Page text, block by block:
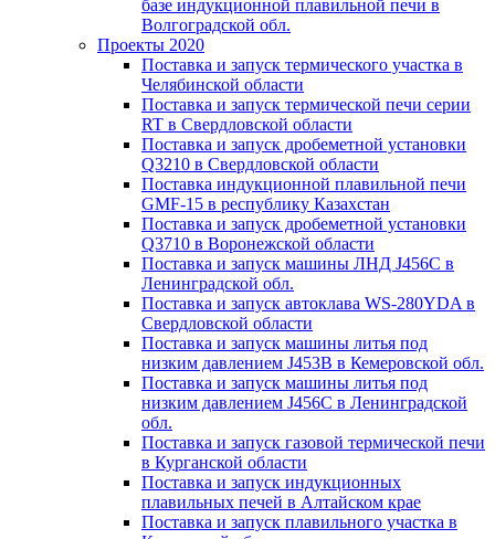
базе индукционной плавильной печи в
Волгоградской обл.
Проекты 2020
Поставка и запуск термического участка в
Челябинской области
Поставка и запуск термической печи серии
RT в Свердловской области
Поставка и запуск дробеметной установки
Q3210 в Свердловской области
Поставка индукционной плавильной печи
GMF-15 в республику Казахстан
Поставка и запуск дробеметной установки
Q3710 в Воронежской области
Поставка и запуск машины ЛНД J456C в
Ленинградской обл.
Поставка и запуск автоклава WS-280YDA в
Свердловской области
Поставка и запуск машины литья под
низким давлением J453B в Кемеровской обл.
Поставка и запуск машины литья под
низким давлением J456C в Ленинградской
обл.
Поставка и запуск газовой термической печи
в Курганской области
Поставка и запуск индукционных
плавильных печей в Алтайском крае
Поставка и запуск плавильного участка в